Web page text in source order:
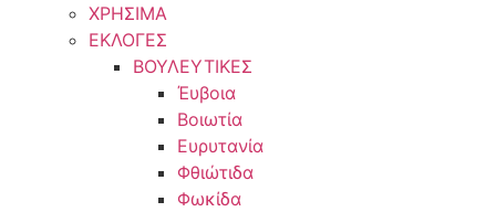
ΧΡΗΣΙΜΑ
ΕΚΛΟΓΕΣ
ΒΟΥΛΕΥΤΙΚΕΣ
Έυβοια
Βοιωτία
Ευρυτανία
Φθιώτιδα
Φωκίδα